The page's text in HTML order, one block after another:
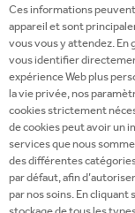
NOTRE
EN
Coca-Cola
significative au
Jones
Ces informations
appareil et sont
vous vous y attendez. En
vous identifier
expérience Web plus
la vie privée, nos
cookies strictement
de cookies peut avoir un
services que nous
des différentes
par défaut, afin
par nos soins. En